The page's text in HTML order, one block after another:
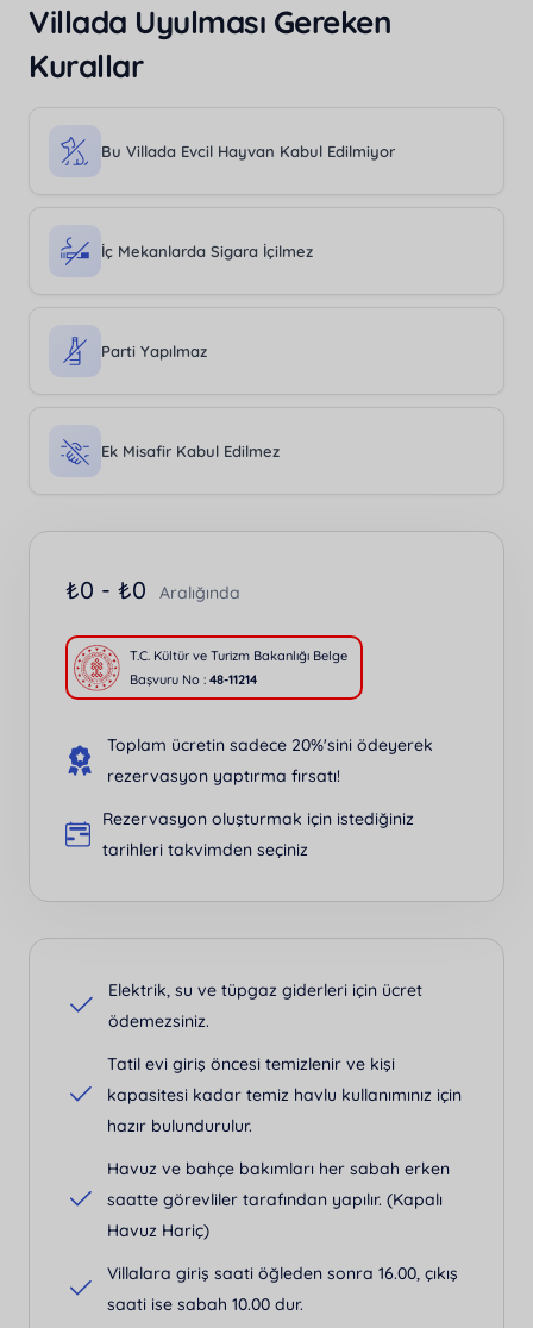
Villada Uyulması Gereken
Kurallar
Bu Villada Evcil Hayvan Kabul Edilmiyor
İç Mekanlarda Sigara İçilmez
Parti Yapılmaz
Ek Misafir Kabul Edilmez
₺0 - ₺0 Aralığında
T.C. Kültür ve Turizm Bakanlığı Belge
Başvuru No :48-11214
Toplam ücretin sadece 20%'sini ödeyerek
rezervasyon yaptırma fırsatı!
Rezervasyon oluşturmak için istediğiniz
tarihleri takvimden seçiniz
Elektrik, su ve tüpgaz giderleri için ücret
ödemezsiniz.
Tatil evi giriş öncesi temizlenir ve kişi
kapasitesi kadar temiz havlu kullanımınız için
hazır bulundurulur.
Havuz ve bahçe bakımları her sabah erken
saatte görevliler tarafından yapılır. (Kapalı
Havuz Hariç)
Villalara giriş saati öğleden sonra 16.00, çıkış
saati ise sabah 10.00 dur.